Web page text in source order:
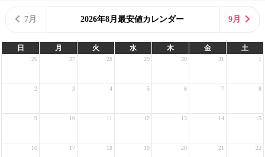
7月 2026年8月最安値カレンダー 9月
日 月 火 水 木 金 土
26 27 28 29 30 31 1
2 3 4 5 6 7 8
9 10 11 12 13 14 15
16 17 18 19 20 21 22